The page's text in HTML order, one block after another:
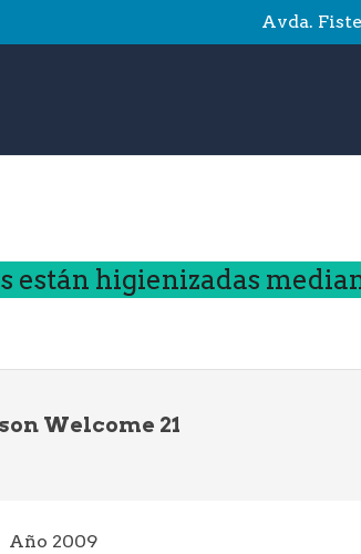
Avda.
están higienizadas
Welcome 21
Año 2009